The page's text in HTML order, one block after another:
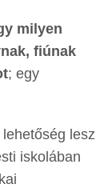
milyen
fiúnak
; egy
lesz
iskolában